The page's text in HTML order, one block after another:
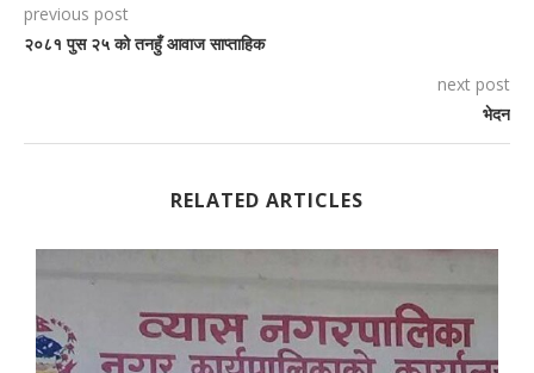
previous post
२०८१ पुस २५ को तनहुँ आवाज साप्ताहिक
next post
भेदन
RELATED ARTICLES